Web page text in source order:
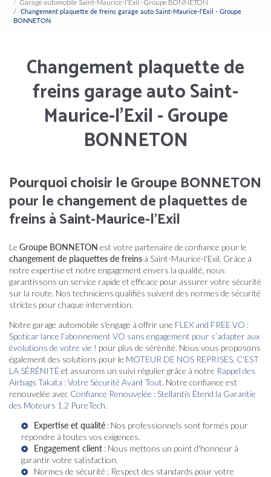
Garage automobile Saint-Maurice-l'Exil - Groupe BONNETON
Changement plaquette de freins garage auto Saint-Maurice-l'Exil - Groupe
BONNETON
Changement plaquette de
freins garage auto Saint-
Maurice-l'Exil - Groupe
BONNETON
Pourquoi choisir le Groupe BONNETON
pour le changement de plaquettes de
freins à Saint-Maurice-l'Exil
Le Groupe BONNETON est votre partenaire de confiance pour le
changement de plaquettes de freins à Saint-Maurice-l'Exil. Grâce à
notre expertise et notre engagement envers la qualité, nous
garantissons un service rapide et efficace pour assurer votre sécurité
sur la route. Nos techniciens qualifiés suivent des normes de sécurité
strictes pour chaque intervention.
Notre garage automobile s'engage à offrir une FLEX and FREE VO :
Spoticar lance l’abonnement VO sans engagement pour s’adapter aux
évolutions de votre vie ! pour plus de sérénité. Nous vous proposons
également des solutions pour le MOTEUR DE NOS REPRISES, C'EST
LA SÉRÉNITÉ et assurons un suivi régulier grâce à notre Rappel des
Airbags Takata : Votre Sécurité Avant Tout. Notre confiance est
renouvelée avec Confiance Renouvelée : Stellantis Étend la Garantie
des Moteurs 1.2 PureTech.
Expertise et qualité : Nos professionnels sont formés pour
répondre à toutes vos exigences.
Engagement client : Nous mettons un point d'honneur à
garantir votre satisfaction.
Normes de sécurité : Respect des standards pour votre